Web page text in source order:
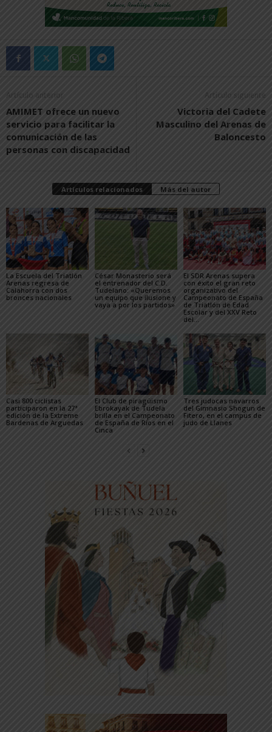
Artículo anterior
AMIMET ofrece un nuevo
servicio para facilitar la
comunicación de las
personas con discapacidad
Artículo siguiente
Victoria del Cadete
Masculino del Arenas de
Baloncesto
Artículos relacionados Más del autor
La Escuela del Triatlón
Arenas regresa de
Calahorra con dos
bronces nacionales
César Monasterio será
el entrenador del C.D.
Tudelano: «Queremos
un equipo que ilusione y
vaya a por los partidos»
El SDR Arenas supera
con éxito el gran reto
organizativo del
Campeonato de España
de Triatlón de Edad
Escolar y del XXV Reto
del...
Casi 800 ciclistas
participaron en la 27ª
edición de la Extreme
Bardenas de Arguedas
El Club de piragüismo
Ebrokayak de Tudela
brilla en el Campeonato
de España de Ríos en el
Cinca
Tres judocas navarros
del Gimnasio Shogun de
Fitero, en el campus de
judo de Llanes